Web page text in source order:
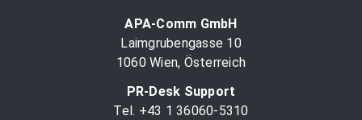
APA-Comm GmbH
Laimgrubengasse 10
1060 Wien, Österreich
PR-Desk Support
Tel. +43 1 36060-5310